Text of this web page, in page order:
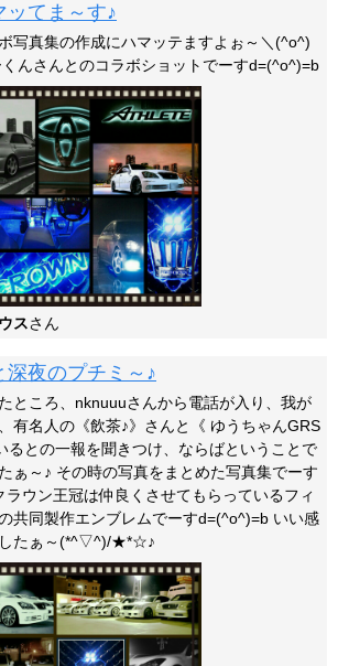
ッてま～す♪
写真集の作成にハマッテますよぉ～＼(^o^)
んさんとのコラボショットでーすd=(^o^)=b
スさん
深夜のプチミ～♪
ところ、nknuuuさんから電話が入り、我が
有名人の《飲茶♪》さんと《 ゆうちゃんGRS
るとの一報を聞きつけ、ならばということで
ぁ～♪ その時の写真をまとめた写真集でーす
ウン王冠は仲良くさせてもらっているフィ
共同製作エンブレムでーすd=(^o^)=b いい感
したぁ～(*^▽^)/★*☆♪